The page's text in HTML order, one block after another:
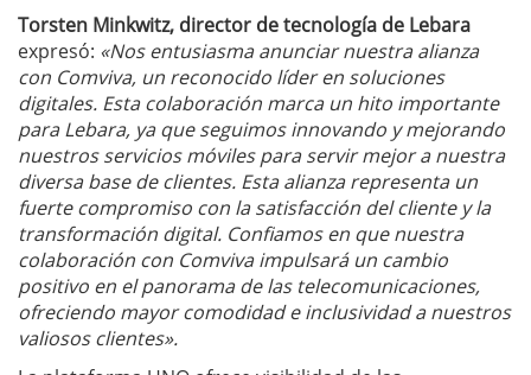
Torsten Minkwitz, director de tecnología de Lebara
expresó: «Nos entusiasma anunciar nuestra alianza
con Comviva, un reconocido líder en soluciones
digitales. Esta colaboración marca un hito importante
para Lebara, ya que seguimos innovando y mejorando
nuestros servicios móviles para servir mejor a nuestra
diversa base de clientes. Esta alianza representa un
fuerte compromiso con la satisfacción del cliente y la
transformación digital. Confiamos en que nuestra
colaboración con Comviva impulsará un cambio
positivo en el panorama de las telecomunicaciones,
ofreciendo mayor comodidad e inclusividad a nuestros
valiosos clientes».